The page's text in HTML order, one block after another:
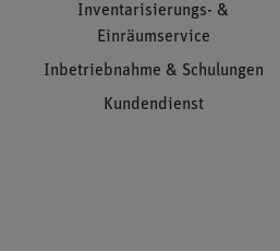
Inventarisierungs- &
Einräumservice
Inbetriebnahme & Schulungen
Kundendienst